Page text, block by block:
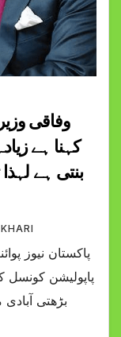
وفاقی
کہنا ہے
بنتی ہے
پاکستان نیوز
پاپولیشن
بڑھتی